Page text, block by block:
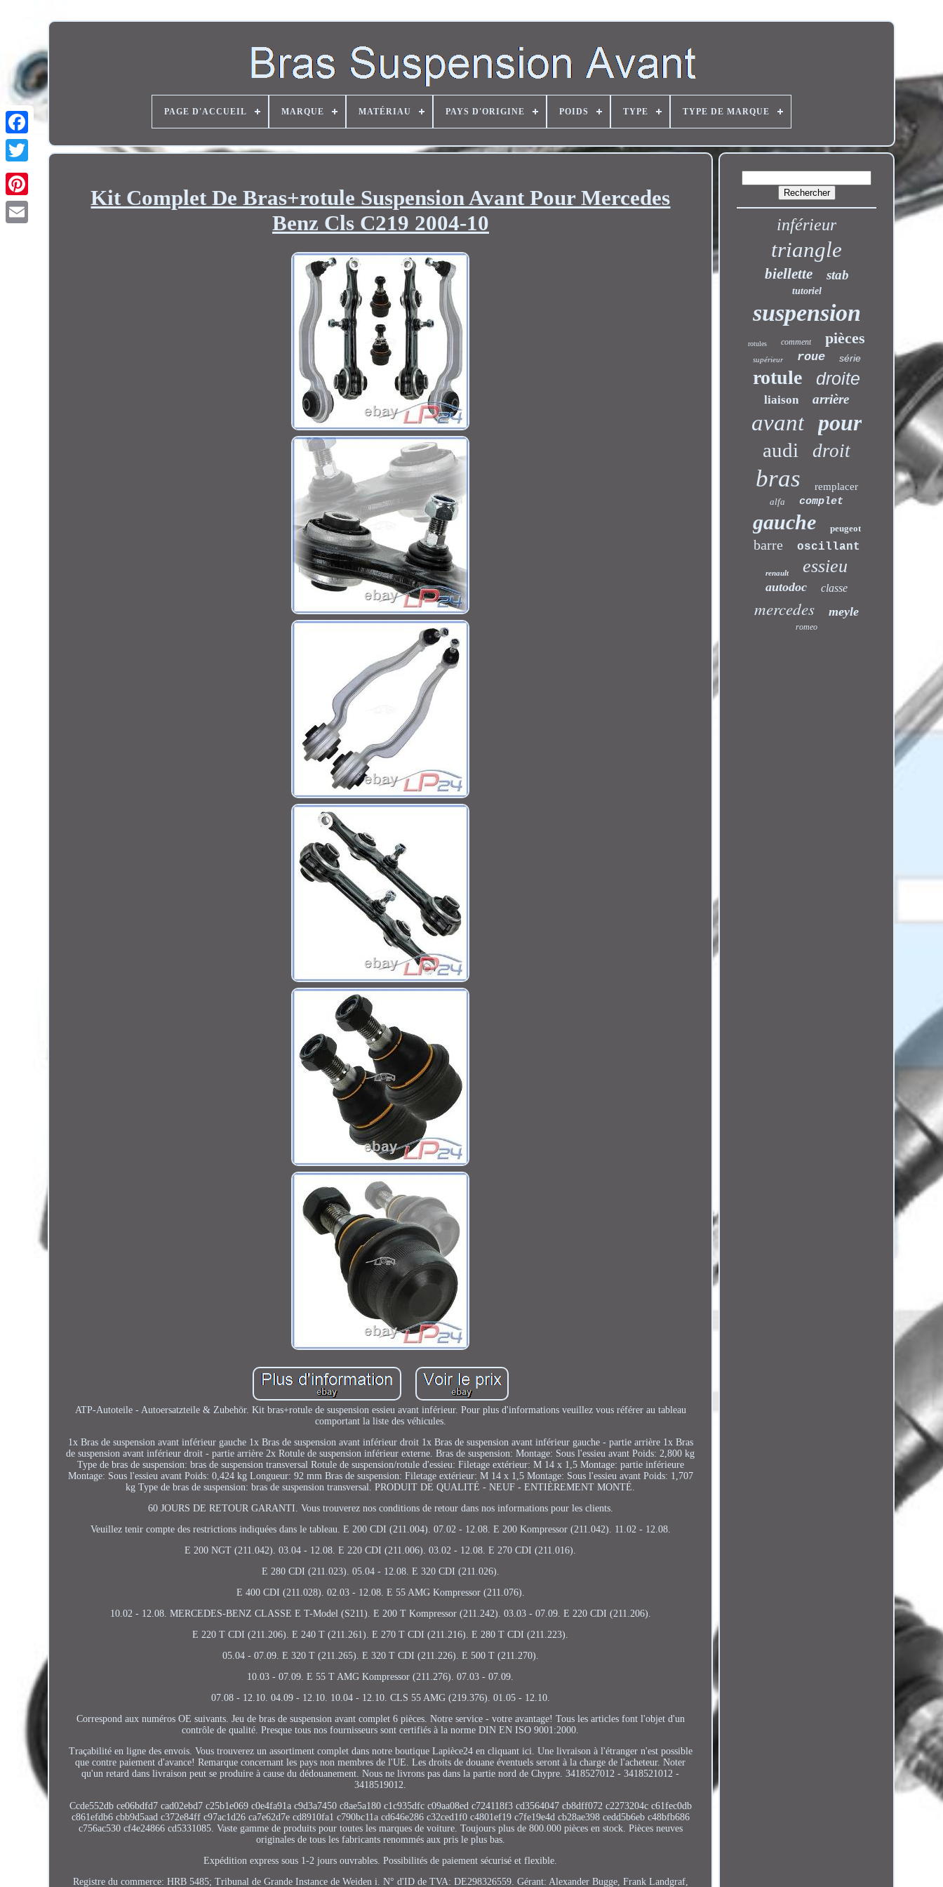
Twitter
PAGE D'ACCUEIL MARQUE MATÉRIAU PAYS D'ORIGINE POIDS TYPE TYPE DE MARQUE
Kit Complet De Bras+rotule Suspension Avant Pour Mercedes
Benz Cls C219 2004-10
ATP-Autoteile - Autoersatzteile & Zubehör. Kit bras+rotule de suspension essieu avant inférieur. Pour plus d'informations veuillez vous référer au tableau
comportant la liste des véhicules.
1x Bras de suspension avant inférieur gauche 1x Bras de suspension avant inférieur droit 1x Bras de suspension avant inférieur gauche - partie arrière 1x Bras
de suspension avant inférieur droit - partie arrière 2x Rotule de suspension inférieur externe. Bras de suspension: Montage: Sous l'essieu avant Poids: 2,800 kg
Type de bras de suspension: bras de suspension transversal Rotule de suspension/rotule d'essieu: Filetage extérieur: M 14 x 1,5 Montage: partie inférieure
Montage: Sous l'essieu avant Poids: 0,424 kg Longueur: 92 mm Bras de suspension: Filetage extérieur: M 14 x 1,5 Montage: Sous l'essieu avant Poids: 1,707
kg Type de bras de suspension: bras de suspension transversal. PRODUIT DE QUALITÉ - NEUF - ENTIÈREMENT MONTÉ.
60 JOURS DE RETOUR GARANTI. Vous trouverez nos conditions de retour dans nos informations pour les clients.
Veuillez tenir compte des restrictions indiquées dans le tableau. E 200 CDI (211.004). 07.02 - 12.08. E 200 Kompressor (211.042). 11.02 - 12.08.
E 200 NGT (211.042). 03.04 - 12.08. E 220 CDI (211.006). 03.02 - 12.08. E 270 CDI (211.016).
E 280 CDI (211.023). 05.04 - 12.08. E 320 CDI (211.026).
E 400 CDI (211.028). 02.03 - 12.08. E 55 AMG Kompressor (211.076).
10.02 - 12.08. MERCEDES-BENZ CLASSE E T-Model (S211). E 200 T Kompressor (211.242). 03.03 - 07.09. E 220 CDI (211.206).
E 220 T CDI (211.206). E 240 T (211.261). E 270 T CDI (211.216). E 280 T CDI (211.223).
05.04 - 07.09. E 320 T (211.265). E 320 T CDI (211.226). E 500 T (211.270).
10.03 - 07.09. E 55 T AMG Kompressor (211.276). 07.03 - 07.09.
07.08 - 12.10. 04.09 - 12.10. 10.04 - 12.10. CLS 55 AMG (219.376). 01.05 - 12.10.
Correspond aux numéros OE suivants. Jeu de bras de suspension avant complet 6 pièces. Notre service - votre avantage! Tous les articles font l'objet d'un
contrôle de qualité. Presque tous nos fournisseurs sont certifiés à la norme DIN EN ISO 9001:2000.
Traçabilité en ligne des envois. Vous trouverez un assortiment complet dans notre boutique Lapièce24 en cliquant ici. Une livraison à l'étranger n'est possible
que contre paiement d'avance! Remarque concernant les pays non membres de l'UE. Les droits de douane éventuels seront à la charge de l'acheteur. Noter
qu'un retard dans livraison peut se produire à cause du dédouanement. Nous ne livrons pas dans la partie nord de Chypre. 3418527012 - 3418521012 -
3418519012.
Ccde552db ce06bdfd7 cad02ebd7 c25b1e069 c0e4fa91a c9d3a7450 c8ae5a180 c1c935dfc c09aa08ed c724118f3 cd3564047 cb8dff072 c2273204c c61fec0db
c861efdb6 cbb9d5aad c372e84ff c97ac1d26 ca7e62d7e cd8910fa1 c790bc11a cd646e286 c32ced1f0 c4801ef19 c7fe19e4d cb28ae398 cedd5b6eb c48bfb686
c756ac530 cf4e24866 cd5331085. Vaste gamme de produits pour toutes les marques de voiture. Toujours plus de 800.000 pièces en stock. Pièces neuves
originales de tous les fabricants renommés aux pris le plus bas.
Expédition express sous 1-2 jours ouvrables. Possibilités de paiement sécurisé et flexible.
Registre du commerce: HRB 5485; Tribunal de Grande Instance de Weiden i. N° d'ID de TVA: DE298326559. Gérant: Alexander Bugge, Frank Landgraf,
inférieur
triangle
biellette stab
tutoriel
suspension
rotules comment pièces
supérieur roue série
rotule droite
liaison arrière
avant pour
audi droit
bras remplacer
alfa complet
gauche peugeot
barre oscillant
renault essieu
autodoc classe
mercedes meyle
romeo